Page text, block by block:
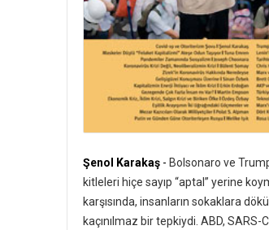
Şenol Karakaş - Bolsonaro ve
kitleleri hiçe sayıp “aptal” yerine
karşısında, insanların sokaklara
kaçınılmaz bir tepkiydi. ABD, SARS-